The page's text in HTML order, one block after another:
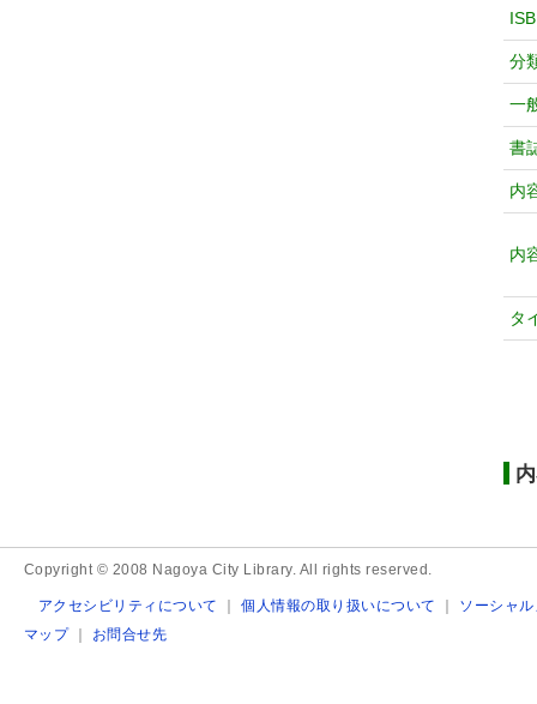
分
一
書
内
内
タ
Copyright © 2008 Nagoya City Library. All rights reserved.
アクセシビリティについて ｜個人情報の取り扱いについて ｜ ソーシャ
マップ｜ お問合せ先